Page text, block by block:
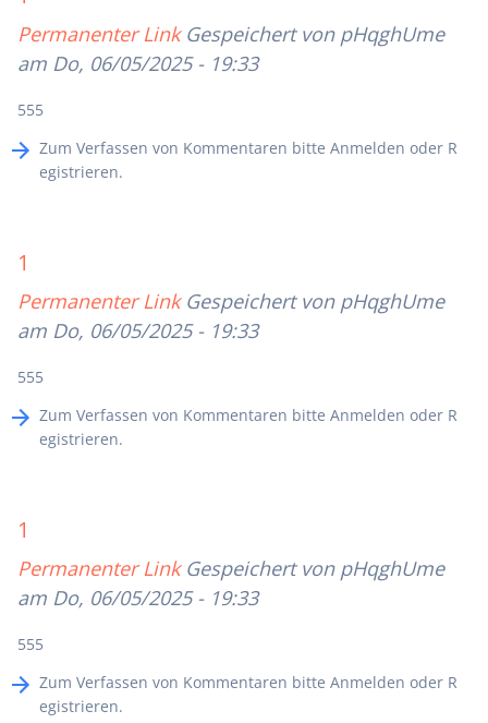
Permanenter Link Gespeichert von pHqghUme
am Do, 06/05/2025 - 19:33
555
Zum Verfassen von Kommentaren bitte Anmelden oder R
egistrieren.
1
Permanenter Link Gespeichert von pHqghUme
am Do, 06/05/2025 - 19:33
555
Zum Verfassen von Kommentaren bitte Anmelden oder R
egistrieren.
1
Permanenter Link Gespeichert von pHqghUme
am Do, 06/05/2025 - 19:33
555
Zum Verfassen von Kommentaren bitte Anmelden oder R
egistrieren.